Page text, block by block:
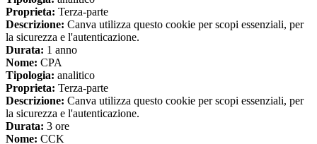
Proprieta: Terza-parte
Descrizione: Canva utilizza questo cookie per scopi essenziali, per
la sicurezza e l'autenticazione.
Durata: 1 anno
Nome: CPA
Tipologia: analitico
Proprieta: Terza-parte
Descrizione: Canva utilizza questo cookie per scopi essenziali, per
la sicurezza e l'autenticazione.
Durata: 3 ore
Nome: CCK